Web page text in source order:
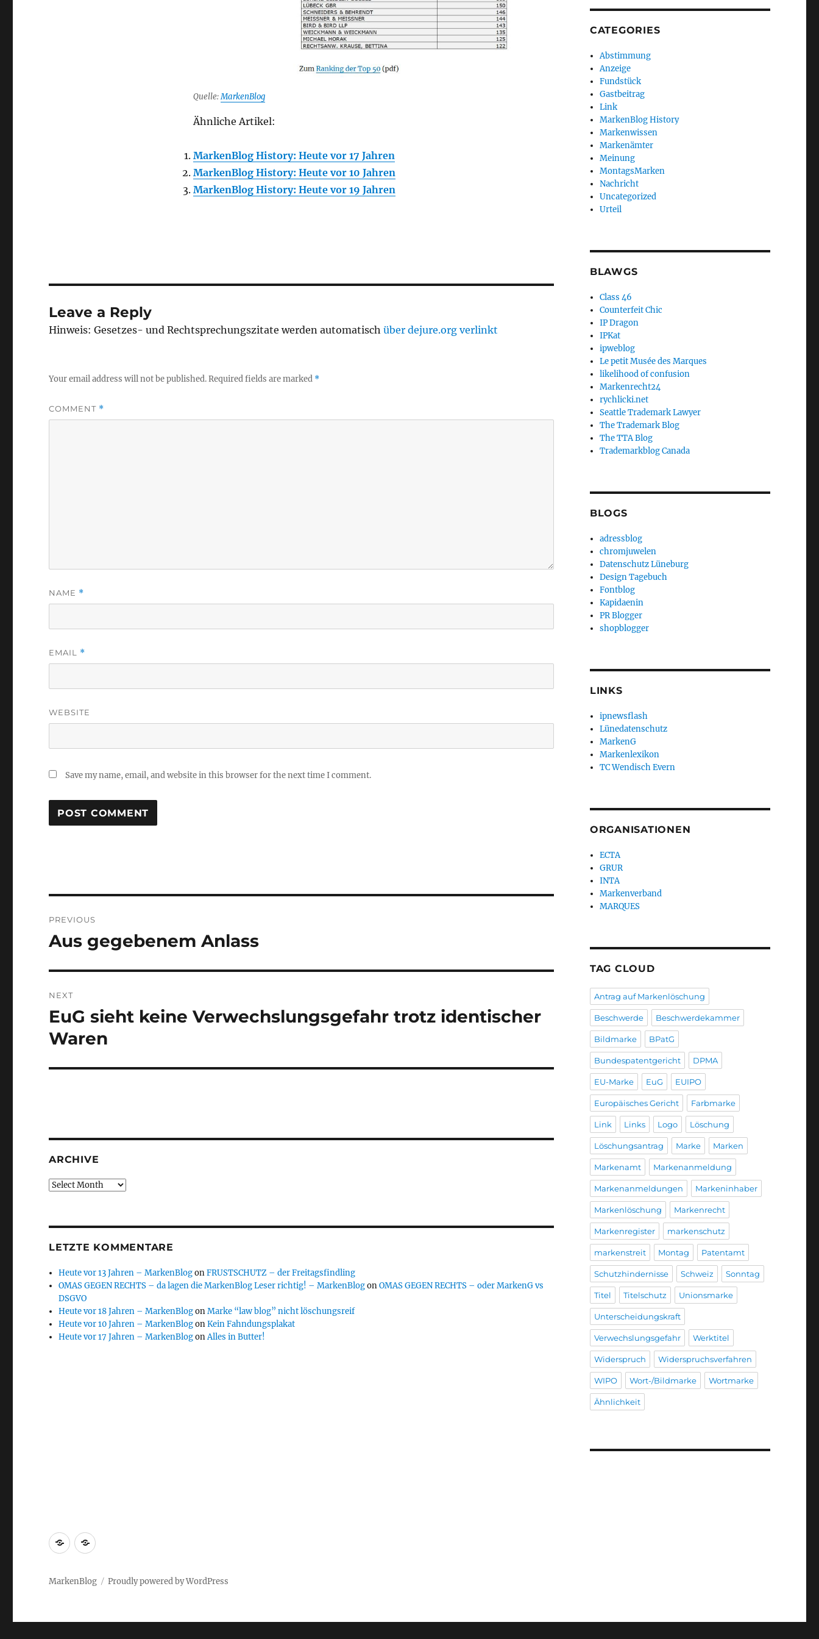
Quelle:MarkenBlog
Ähnliche Artikel:
MarkenBlog History: Heute vor 17 Jahren
MarkenBlog History: Heute vor 10 Jahren
MarkenBlog History: Heute vor 19 Jahren
Leave a Reply
Hinweis: Gesetzes- und Rechtsprechungszitate werden automatischüber dejure.org verlinkt
Your email address will not be published.Required fields are marked *
COMMENT *
NAME *
EMAIL *
WEBSITE
Save my name, email, and website in this browser for the next time I comment.
navigation
PREVIOUS
Previous
Aus gegebenem Anlass
NEXT
Next
post:
EuG sieht keine Verwechslungsgefahr trotz identischer
Waren
ARCHIVE
Archive
LETZTE KOMMENTARE
Heute vor 13 Jahren – MarkenBlogonFRUSTSCHUTZ – der Freitagsfindling
OMAS GEGEN RECHTS – da lagen die MarkenBlog Leser richtig! – MarkenBlogonOMAS GEGEN RECHTS – oder MarkenG vs
DSGVO
Heute vor 18 Jahren – MarkenBlogonMarke “law blog” nicht löschungsreif
Heute vor 10 Jahren – MarkenBlogonKein Fahndungsplakat
Heute vor 17 Jahren – MarkenBlogonAlles in Butter!
CATEGORIES
Abstimmung
Anzeige
Fundstück
Gastbeitrag
Link
MarkenBlog History
Markenwissen
Markenämter
Meinung
MontagsMarken
Nachricht
Uncategorized
Urteil
BLAWGS
Class 46
Counterfeit Chic
IP Dragon
IPKat
ipweblog
Le petit Musée des Marques
likelihood of confusion
Markenrecht24
rychlicki.net
Seattle Trademark Lawyer
The Trademark Blog
The TTA Blog
Trademarkblog Canada
BLOGS
adressblog
chromjuwelen
Datenschutz Lüneburg
Design Tagebuch
Fontblog
Kapidaenin
PR Blogger
shopblogger
LINKS
ipnewsflash
Lünedatenschutz
MarkenG
Markenlexikon
TC Wendisch Evern
ORGANISATIONEN
ECTA
GRUR
INTA
Markenverband
MARQUES
TAG CLOUD
Antrag auf Markenlöschung
Beschwerde Beschwerdekammer
Bildmarke BPatG
Bundespatentgericht DPMA
EU-Marke EuG EUIPO
Europäisches Gericht Farbmarke
Link Links Logo Löschung
Löschungsantrag Marke Marken
Markenamt Markenanmeldung
Markenanmeldungen Markeninhaber
Markenlöschung Markenrecht
Markenregister markenschutz
markenstreit Montag Patentamt
Schutzhindernisse Schweiz Sonntag
Titel Titelschutz Unionsmarke
Unterscheidungskraft
Verwechslungsgefahr Werktitel
Widerspruch Widerspruchsverfahren
WIPO Wort-/Bildmarke Wortmarke
Ähnlichkeit
Markenrecherche
Gastbeiträge
MarkenBlog Proudly powered by WordPress